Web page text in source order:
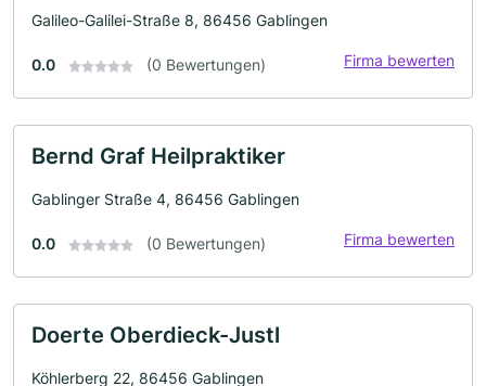
Galileo-Galilei-Straße 8, 86456 Gablingen
0.0 (0 Bewertungen) Firma bewerten
Bernd Graf Heilpraktiker
Gablinger Straße 4, 86456 Gablingen
0.0 (0 Bewertungen) Firma bewerten
Doerte Oberdieck-Justl
Köhlerberg 22, 86456 Gablingen